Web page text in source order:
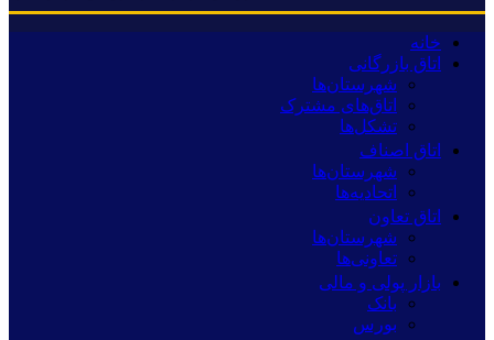
خانه
اتاق بازرگانی
شهرستان‌ها
اتاق‌های مشترک
تشکل‌ها
اتاق اصناف
شهرستان‌ها
اتحادیه‌ها
اتاق تعاون
شهرستان‌ها
تعاونی‌ها
بازار پولی و مالی
بانک
بورس